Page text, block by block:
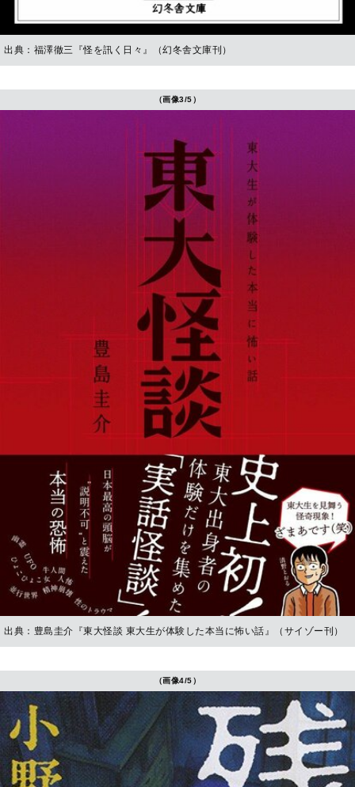
出典：福澤徹三『怪を訊く日々』（幻冬舎文庫刊）
（画像3/5）
出典：豊島圭介『東大怪談 東大生が体験した本当に怖い話』（サイゾー刊）
（画像4/5）